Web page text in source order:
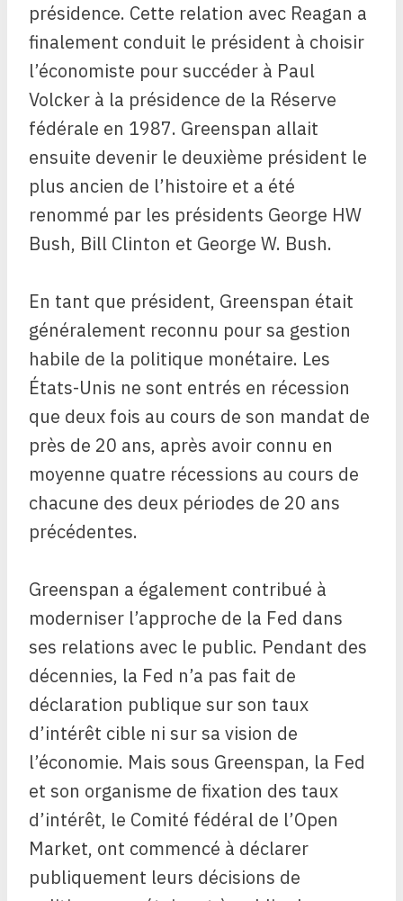
présidence. Cette relation avec Reagan a
finalement conduit le président à choisir
l’économiste pour succéder à Paul
Volcker à la présidence de la Réserve
fédérale en 1987. Greenspan allait
ensuite devenir le deuxième président le
plus ancien de l’histoire et a été
renommé par les présidents George HW
Bush, Bill Clinton et George W. Bush.
En tant que président, Greenspan était
généralement reconnu pour sa gestion
habile de la politique monétaire. Les
États-Unis ne sont entrés en récession
que deux fois au cours de son mandat de
près de 20 ans, après avoir connu en
moyenne quatre récessions au cours de
chacune des deux périodes de 20 ans
précédentes.
Greenspan a également contribué à
moderniser l’approche de la Fed dans
ses relations avec le public. Pendant des
décennies, la Fed n’a pas fait de
déclaration publique sur son taux
d’intérêt cible ni sur sa vision de
l’économie. Mais sous Greenspan, la Fed
et son organisme de fixation des taux
d’intérêt, le Comité fédéral de l’Open
Market, ont commencé à déclarer
publiquement leurs décisions de